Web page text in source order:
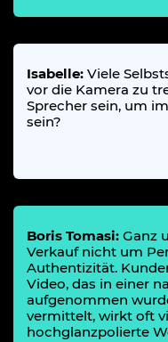
Isabelle: Viele
vor die Kamera zu
Sprecher sein, um
sein?
Boris Tomasi: Ganz
Verkauf nicht um
Authentizität.
Video, das in einer
aufgenommen
vermittelt, wirkt oft
hochglanzpolierte